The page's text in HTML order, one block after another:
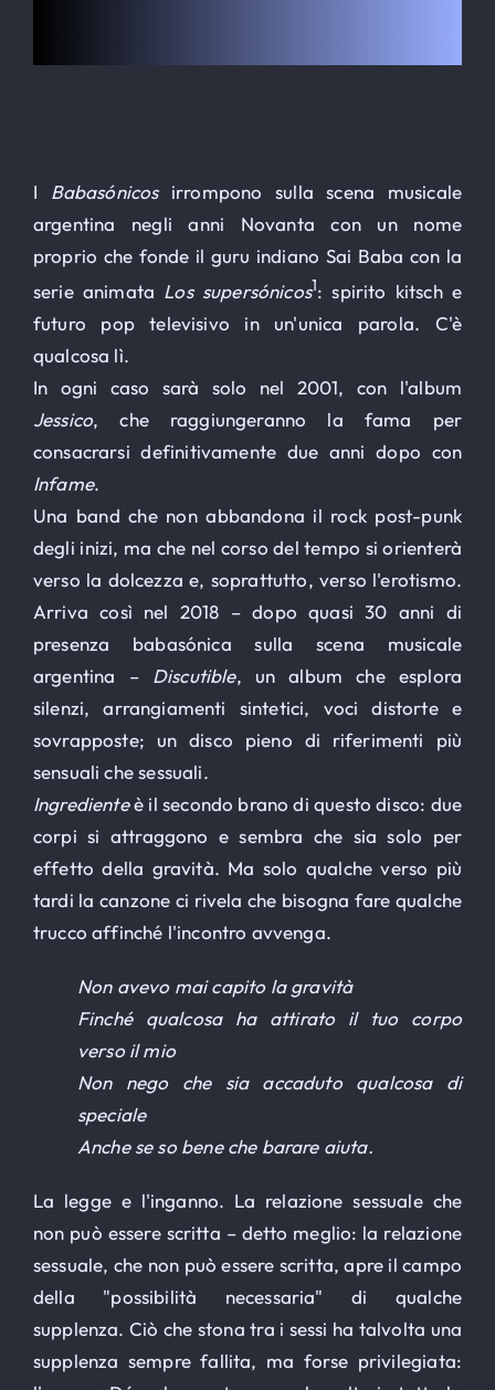
Iscrizioni
Contatto
SEARCH
I Babasónicosirrompono sulla scena musicale
argentina negli anni Novanta con un nome
proprio che fonde il guru indiano Sai Baba con la
serie animata Los supersónicos1: spirito kitsch e
futuro pop televisivo in un'unica parola. C'è
qualcosa lì.
In ogni caso sarà solo nel 2001, con l'album
Jessico, che raggiungeranno la fama per
consacrarsi definitivamente due anni dopo con
Infame.
Una band che non abbandona il rock post-punk
degli inizi, ma che nel corso del tempo si orienterà
verso la dolcezza e, soprattutto, verso l'erotismo.
Arriva così nel 2018 – dopo quasi 30 anni di
presenza babasónica sulla scena musicale
argentina – Discutible, un album che esplora
silenzi, arrangiamenti sintetici, voci distorte e
sovrapposte; un disco pieno di riferimenti più
sensuali che sessuali.
Ingredienteè il secondo brano di questo disco: due
corpi si attraggono e sembra che sia solo per
effetto della gravità. Ma solo qualche verso più
tardi la canzone ci rivela che bisogna fare qualche
trucco affinché l'incontro avvenga.
Non avevo mai capito la gravità
Finché qualcosa ha attirato il tuo corpo
verso il mio
Non nego che sia accaduto qualcosa di
speciale
Anche se so bene che barare aiuta.
La legge e l'inganno. La relazione sessuale che
non può essere scritta – detto meglio: la relazione
sessuale, che non può essere scritta, apre il campo
della "possibilità necessaria" di qualche
supplenza. Ciò che stona tra i sessi ha talvolta una
supplenza sempre fallita, ma forse privilegiata: